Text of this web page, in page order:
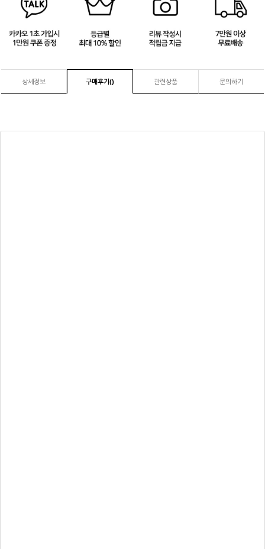
상세정보 구매후기() 관련상품 문의하기